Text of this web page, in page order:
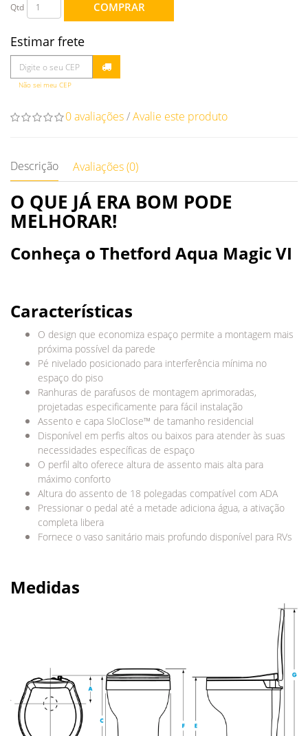
Qtd COMPRAR
Estimar frete
Não sei meu CEP
0 avaliações/Avalie este produto
Descrição Avaliações (0)
O QUE JÁ ERA BOM PODE
MELHORAR!
Conheça o Thetford Aqua Magic VI
Características
O design que economiza espaço permite a montagem mais
próxima possível da parede
Pé nivelado posicionado para interferência mínima no
espaço do piso
Ranhuras de parafusos de montagem aprimoradas,
projetadas especificamente para fácil instalação
Assento e capa SloClose™ de tamanho residencial
Disponível em perfis altos ou baixos para atender às suas
necessidades específicas de espaço
O perfil alto oferece altura de assento mais alta para
máximo conforto
Altura do assento de 18 polegadas compatível com ADA
Pressionar o pedal até a metade adiciona água, a ativação
completa libera
Fornece o vaso sanitário mais profundo disponível para RVs
Medidas